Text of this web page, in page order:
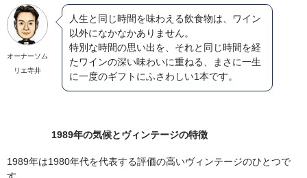
オーナーソム
リエ寺井
人生と同じ時間を味わえる飲食物は、ワイン
以外になかなかありません。
特別な時間の思い出を、それと同じ時間を経
たワインの深い味わいに重ねる、まさに一生
に一度のギフトにふさわしい1本です。
1989年の気候とヴィンテージの特徴
1989年は1980年代を代表する評価の高いヴィンテージのひとつで